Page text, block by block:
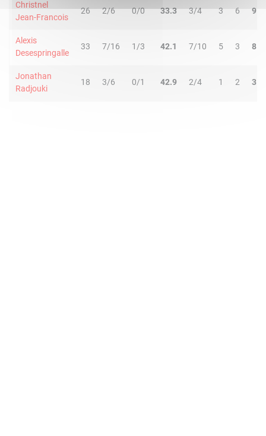
Christnel
Jean-Francois
26 2/6 0/0 33.3 3/4 3 6 9
Alexis
Desespringalle
33 7/16 1/3 42.1 7/10 5 3 8
Jonathan
Radjouki
18 3/6 0/1 42.9 2/4 1 2 3